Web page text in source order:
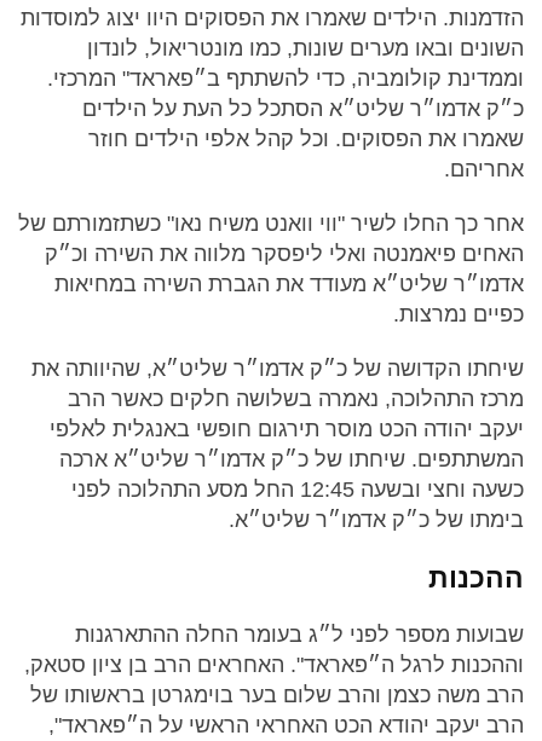
הזדמנות. הילדים שאמרו את הפסוקים היוו יצוג למוסדות
השונים ובאו מערים שונות, כמו מונטריאול, לונדון
וממדינת קולומביה, כדי להשתתף ב״פאראד" המרכזי.
כ״ק אדמו״ר שליט״א הסתכל כל העת על הילדים
שאמרו את הפסוקים. וכל קהל אלפי הילדים חוזר
אחריהם.
אחר כך החלו לשיר "ווי וואנט משיח נאו" כשתזמורתם של
האחים פיאמנטה ואלי ליפסקר מלווה את השירה וכ״ק
אדמו״ר שליט״א מעודד את הגברת השירה במחיאות
כפיים נמרצות.
שיחתו הקדושה של כ״ק אדמו״ר שליט״א, שהיוותה את
מרכז התהלוכה, נאמרה בשלושה חלקים כאשר הרב
יעקב יהודה הכט מוסר תירגום חופשי באנגלית לאלפי
המשתתפים. שיחתו של כ״ק אדמו״ר שליט״א ארכה
כשעה וחצי ובשעה 12:45 החל מסע התהלוכה לפני
בימתו של כ״ק אדמו״ר שליט״א.
ההכנות
שבועות מספר לפני ל״ג בעומר החלה ההתארגנות
וההכנות לרגל ה״פאראד". האחראים הרב בן ציון סטאק,
הרב משה כצמן והרב שלום בער בוימגרטן בראשותו של
הרב יעקב יהודא הכט האחראי הראשי על ה״פאראד",